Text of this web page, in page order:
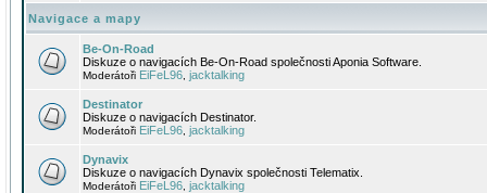
Navigace a mapy
Be-On-Road
Diskuze o navigacích Be-On-Road společnosti Aponia Software.
Moderátoři EiFeL96 jacktalking
Destinator
Diskuze o navigacích Destinator.
Moderátoři EiFeL96 jacktalking
Dynavix
Diskuze o navigacích Dynavix společnosti Telematix.
Moderátoři EiFeL96 jacktalking